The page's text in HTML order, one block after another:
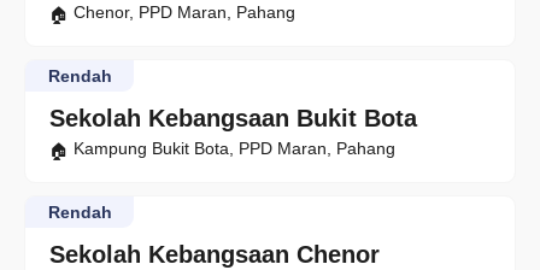
Chenor, PPD Maran, Pahang
Sekolah Kebangsaan Bukit Bota
Rendah
Kampung Bukit Bota, PPD Maran, Pahang
Sekolah Kebangsaan Chenor
Rendah